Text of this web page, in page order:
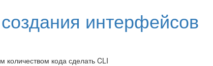
интерфейсов
кода сделать CLI